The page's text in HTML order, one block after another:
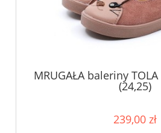
MRUGAŁA baleriny
(24,25)
239,00 zł